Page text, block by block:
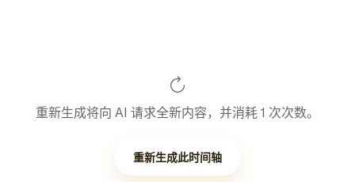
重新生成将向 AI 请求全新内容，并消耗 1 次次数。
重新生成此时间轴